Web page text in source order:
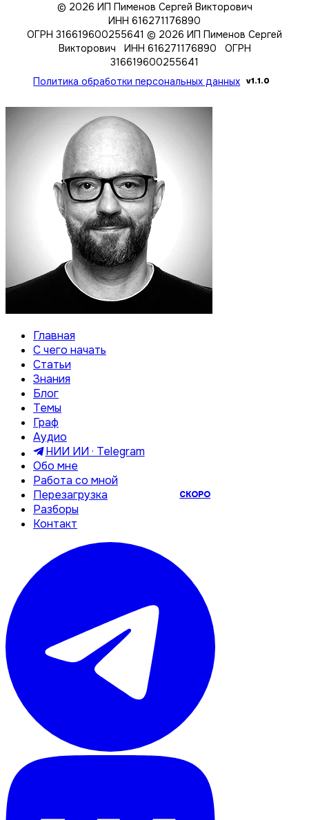
© 2026 ИП Пименов Сергей Викторович
ИНН 616271176890
ОГРН 316619600255641 © 2026 ИП Пименов Сергей
Викторович ИНН 616271176890 ОГРН
316619600255641
Политика обработки персональных данных v1.1.0
Главная
С чего начать
Статьи
Знания
Блог
Темы
Граф
Аудио
НИИ ИИ · Telegram
Обо мне
Работа со мной
Перезагрузка
СКОРО
Разборы
Контакт